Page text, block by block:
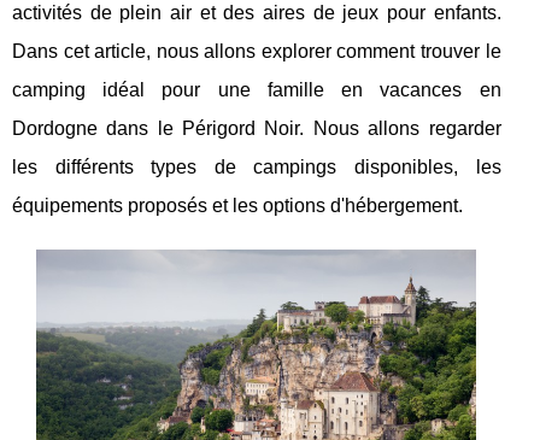
activités de plein air et des aires de jeux pour enfants.
Dans cet article, nous allons explorer comment trouver le
camping idéal pour une famille en vacances en
Dordogne dans le Périgord Noir. Nous allons regarder
les différents types de campings disponibles, les
équipements proposés et les options d'hébergement.